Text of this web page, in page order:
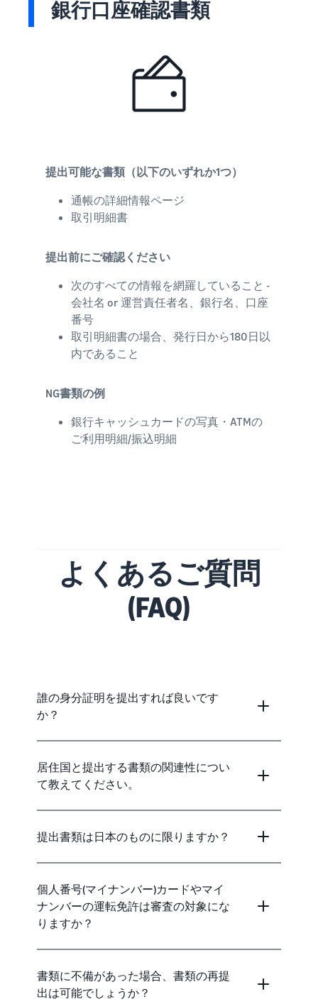
銀行口座確認書類
提出可能な書類（以下のいずれか1つ）
通帳の詳細情報ページ
取引明細書
提出前にご確認ください
次のすべての情報を網羅していること -
会社名 or 運営責任者名、銀行名、口座
番号
取引明細書の場合、発行日から180日以
内であること
NG書類の例
銀行キャッシュカードの写真・ATMの
ご利用明細/振込明細
よくあるご質問
(FAQ)
誰の身分証明を提出すれば良いです
か？
居住国と提出する書類の関連性につい
て教えてください。
提出書類は日本のものに限りますか？
個人番号(マイナンバー)カードやマイ
ナンバーの運転免許は審査の対象にな
りますか？
書類に不備があった場合、書類の再提
出は可能でしょうか？